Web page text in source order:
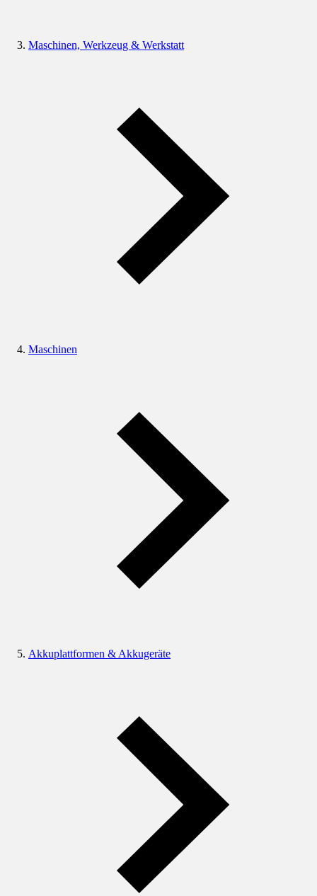
Maschinen, Werkzeug & Werkstatt
Maschinen
Akkuplattformen & Akkugeräte